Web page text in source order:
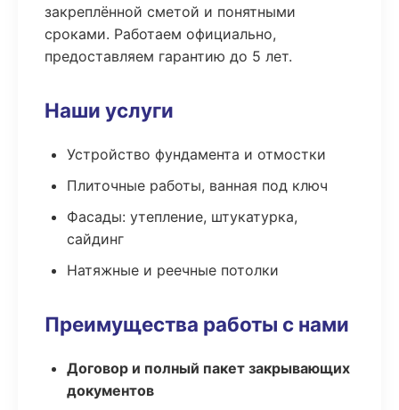
закреплённой сметой и понятными
сроками. Работаем официально,
предоставляем гарантию до 5 лет.
Наши услуги
Устройство фундамента и отмостки
Плиточные работы, ванная под ключ
Фасады: утепление, штукатурка,
сайдинг
Натяжные и реечные потолки
Преимущества работы с нами
Договор и полный пакет закрывающих
документов